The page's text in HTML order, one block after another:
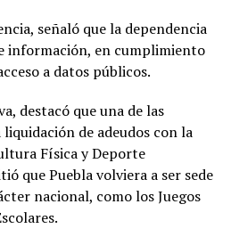
señaló que la dependencia
información, en cumplimiento
a datos públicos.
destacó que una de las
de adeudos con la
Física y Deporte
que Puebla volviera a ser sede
nacional, como los Juegos